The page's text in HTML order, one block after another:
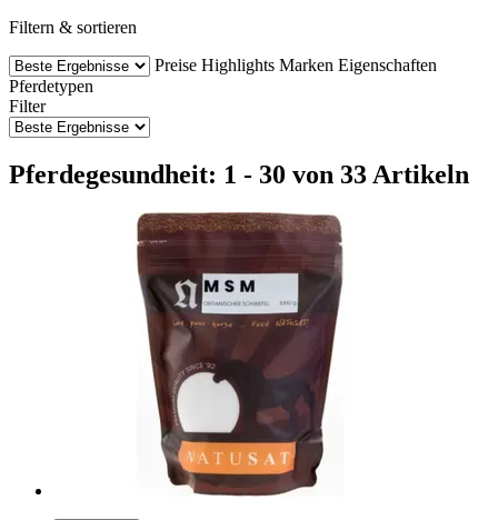
Filtern & sortieren
Preise Highlights Marken Eigenschaften
Pferdetypen
Filter
Pferdegesundheit: 1 - 30 von 33 Artikeln